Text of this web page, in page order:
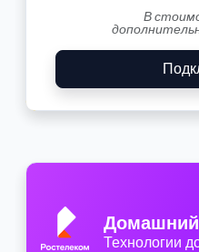
В
Домашний
Технологии